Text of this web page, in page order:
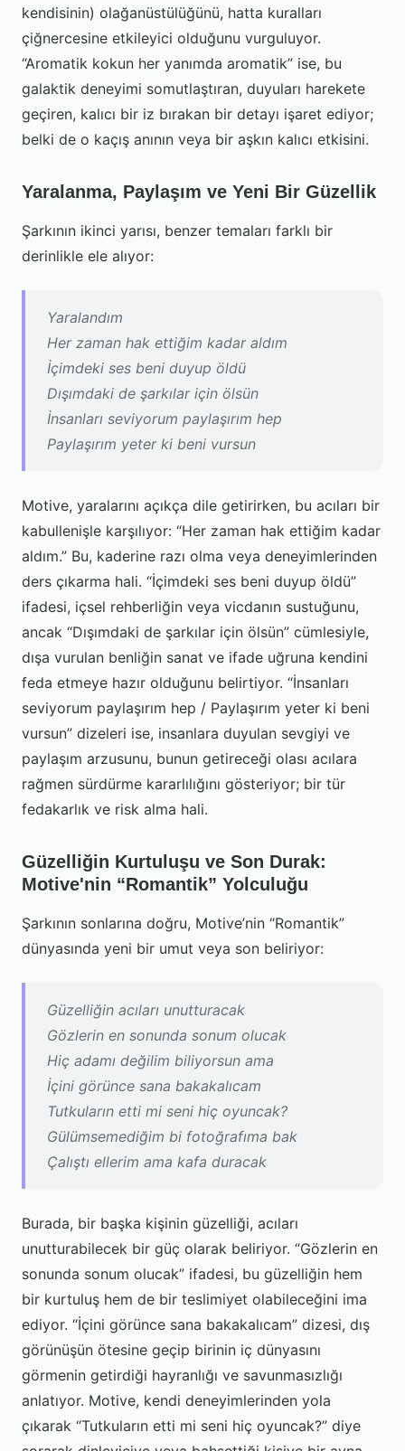
kendisinin) olağanüstülüğünü, hatta kuralları
çiğnercesine etkileyici olduğunu vurguluyor.
“Aromatik kokun her yanımda aromatik” ise, bu
galaktik deneyimi somutlaştıran, duyuları harekete
geçiren, kalıcı bir iz bırakan bir detayı işaret ediyor;
belki de o kaçış anının veya bir aşkın kalıcı etkisini.
Yaralanma, Paylaşım ve Yeni Bir Güzellik
Şarkının ikinci yarısı, benzer temaları farklı bir
derinlikle ele alıyor:
Yaralandım
Her zaman hak ettiğim kadar aldım
İçimdeki ses beni duyup öldü
Dışımdaki de şarkılar için ölsün
İnsanları seviyorum paylaşırım hep
Paylaşırım yeter ki beni vursun
Motive, yaralarını açıkça dile getirirken, bu acıları bir
kabullenişle karşılıyor: “Her zaman hak ettiğim kadar
aldım.” Bu, kaderine razı olma veya deneyimlerinden
ders çıkarma hali. “İçimdeki ses beni duyup öldü”
ifadesi, içsel rehberliğin veya vicdanın sustuğunu,
ancak “Dışımdaki de şarkılar için ölsün” cümlesiyle,
dışa vurulan benliğin sanat ve ifade uğruna kendini
feda etmeye hazır olduğunu belirtiyor. “İnsanları
seviyorum paylaşırım hep / Paylaşırım yeter ki beni
vursun” dizeleri ise, insanlara duyulan sevgiyi ve
paylaşım arzusunu, bunun getireceği olası acılara
rağmen sürdürme kararlılığını gösteriyor; bir tür
fedakarlık ve risk alma hali.
Güzelliğin Kurtuluşu ve Son Durak:
Motive'nin “Romantik” Yolculuğu
Şarkının sonlarına doğru, Motive’nin “Romantik”
dünyasında yeni bir umut veya son beliriyor:
Güzelliğin acıları unutturacak
Gözlerin en sonunda sonum olucak
Hiç adamı değilim biliyorsun ama
İçini görünce sana bakakalıcam
Tutkuların etti mi seni hiç oyuncak?
Gülümsemediğim bi fotoğrafıma bak
Çalıştı ellerim ama kafa duracak
Burada, bir başka kişinin güzelliği, acıları
unutturabilecek bir güç olarak beliriyor. “Gözlerin en
sonunda sonum olucak” ifadesi, bu güzelliğin hem
bir kurtuluş hem de bir teslimiyet olabileceğini ima
ediyor. “İçini görünce sana bakakalıcam” dizesi, dış
görünüşün ötesine geçip birinin iç dünyasını
görmenin getirdiği hayranlığı ve savunmasızlığı
anlatıyor. Motive, kendi deneyimlerinden yola
çıkarak “Tutkuların etti mi seni hiç oyuncak?” diye